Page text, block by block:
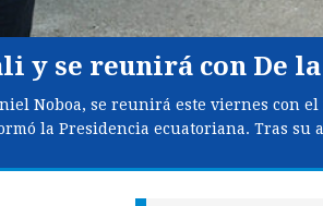
y se reunirá con De
Noboa, se reunirá este viernes con
la Presidencia ecuatoriana. Tras su